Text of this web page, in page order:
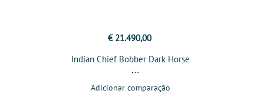
€ 21.490,00
Indian Chief Bobber Dark Horse
Adicionar comparação